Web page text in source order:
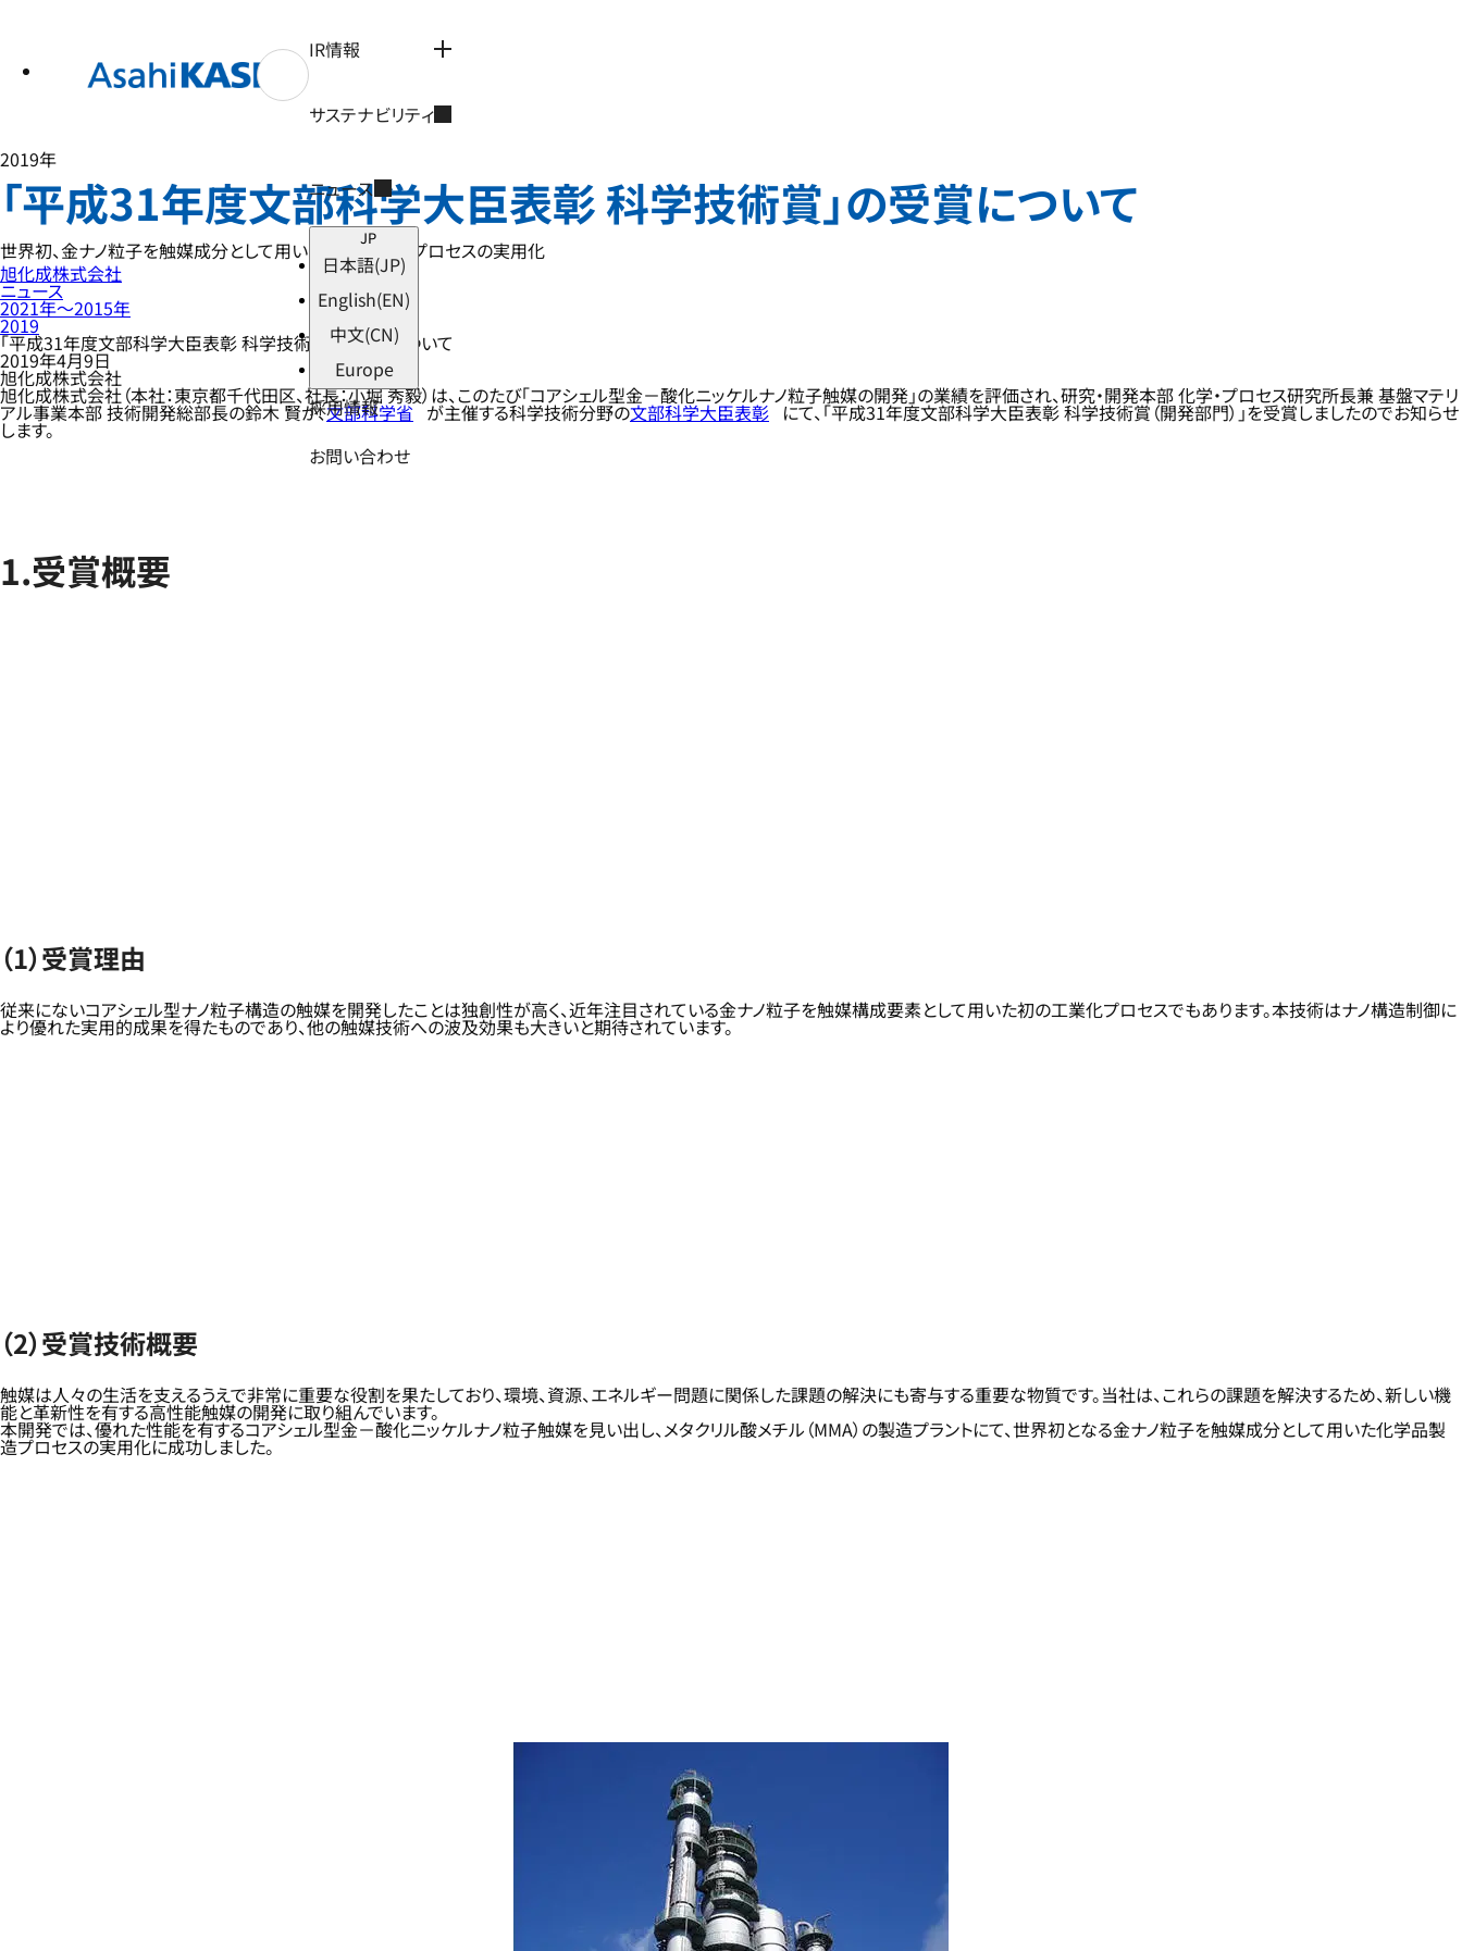
IR情報
サステナビリティ
ニュース
JP
日本語(JP)
English(EN)
中文(CN)
Europe
採用情報
お問い合わせ
2019年
「平成31年度文部科学大臣表彰 科学技術賞」の受賞について
世界初、金ナノ粒子を触媒成分として用いた化学品製造プロセスの実用化
旭化成株式会社
ニュース
2021年〜2015年
2019
「平成31年度文部科学大臣表彰 科学技術賞」の受賞について
2019年4月9日
旭化成株式会社
旭化成株式会社（本社：東京都千代田区、社長：小堀 秀毅）は、このたび「コアシェル型金－酸化ニッケルナノ粒子触媒の開発」の業績を評価され、研究・開発本部 化学・プロセス研究所長兼 基盤マテリ
アル事業本部 技術開発総部長の鈴木 賢が、文部科学省 が主催する科学技術分野の文部科学大臣表彰 にて、「平成31年度文部科学大臣表彰 科学技術賞（開発部門）」を受賞しましたのでお知らせ
します。
1.受賞概要
（1）受賞理由
従来にないコアシェル型ナノ粒子構造の触媒を開発したことは独創性が高く、近年注目されている金ナノ粒子を触媒構成要素として用いた初の工業化プロセスでもあります。本技術はナノ構造制御に
より優れた実用的成果を得たものであり、他の触媒技術への波及効果も大きいと期待されています。
（2）受賞技術概要
触媒は人々の生活を支えるうえで非常に重要な役割を果たしており、環境、資源、エネルギー問題に関係した課題の解決にも寄与する重要な物質です。当社は、これらの課題を解決するため、新しい機
能と革新性を有する高性能触媒の開発に取り組んでいます。
本開発では、優れた性能を有するコアシェル型金－酸化ニッケルナノ粒子触媒を見い出し、メタクリル酸メチル（MMA）の製造プラントにて、世界初となる金ナノ粒子を触媒成分として用いた化学品製
造プロセスの実用化に成功しました。